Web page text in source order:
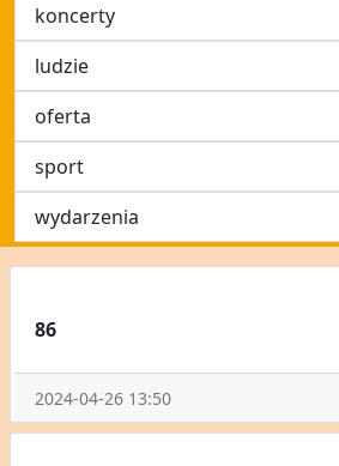
koncerty
ludzie
oferta
sport
wydarzenia
86
2024-04-26 13:50